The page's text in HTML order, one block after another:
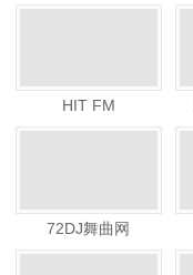
HIT FM
72DJ舞曲网